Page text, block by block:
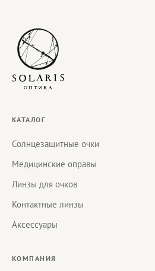
КАТАЛОГ
Солнцезащитные очки
Медицинские оправы
Линзы для очков
Контактные линзы
Аксессуары
КОМПАНИЯ